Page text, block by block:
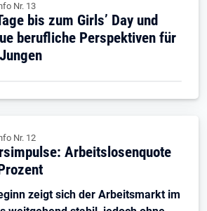
Nr. 13
bis zum Girls’ Day und
berufliche Perspektiven für
Nr. 12
Arbeitslosenquote
zeigt sich der Arbeitsmarkt im